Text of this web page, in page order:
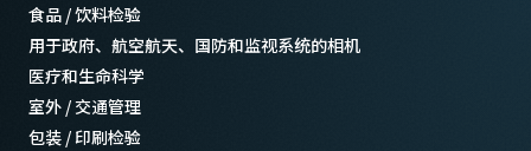
食品 / 饮料检验
用于政府、航空航天、国防和监视系统的相机
医疗和生命科学
室外 / 交通管理
包装 / 印刷检验